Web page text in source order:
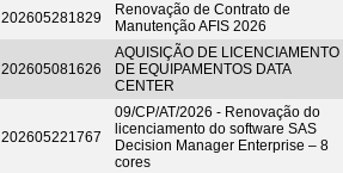
202605281829
Renovação de Contrato de
Manutenção AFIS 2026
202605081626
AQUISIÇÃO DE LICENCIAMENTO
DE EQUIPAMENTOS DATA
CENTER
202605221767
09/CP/AT/2026 - Renovação do
licenciamento do software SAS
Decision Manager Enterprise – 8
cores